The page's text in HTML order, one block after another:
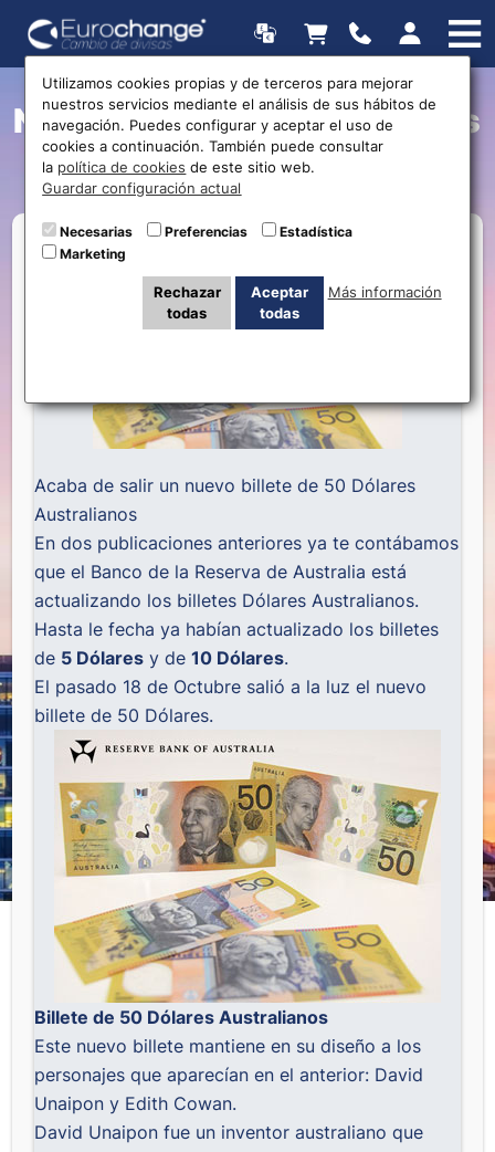
Nuevo billete de 50 Dólares
Australianos
Acaba de salir un nuevo billete de 50 Dólares
Australianos
En dos publicaciones anteriores ya te contábamos
que el Banco de la Reserva de Australia está
actualizando los billetes Dólares Australianos.
Hasta le fecha ya habían actualizado los billetes
de 5 Dólares y de10 Dólares.
El pasado 18 de Octubre salió a la luz el nuevo
billete de 50 Dólares.
Billete de 50 Dólares Australianos
Este nuevo billete mantiene en su diseño a los
personajes que aparecían en el anterior: David
Unaipon y Edith Cowan.
David Unaipon fue un inventor australiano que
Utilizamos cookies propias y de terceros para mejorar
nuestros servicios mediante el análisis de sus hábitos de
navegación. Puedes configurar y aceptar el uso de
cookies a continuación. También puede consultar
la política de cookies de este sitio web.
Guardar configuración actual
Necesarias Preferencias
Estadística
Marketing
Rechazar
todas
Aceptar
todas
Más información